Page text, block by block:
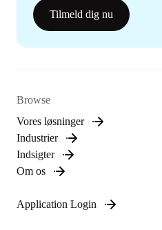
Tilmeld dig nu
Browse
Vores løsninger
Industrier
Indsigter
Om os
Application Login